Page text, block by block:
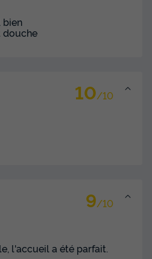
bien
10/10
9/10
l'accueil a été parfait.